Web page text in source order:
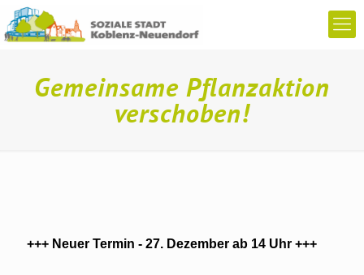
Gemeinsame Pflanzaktion
verschoben!
+++ Neuer Termin - 27. Dezember ab 14 Uhr +++